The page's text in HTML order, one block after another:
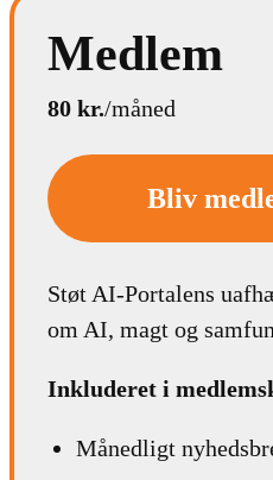
Medlem
80 kr./måned
Bliv
Støt AI-Portalens
om AI, magt og
Inkluderet i
Månedligt